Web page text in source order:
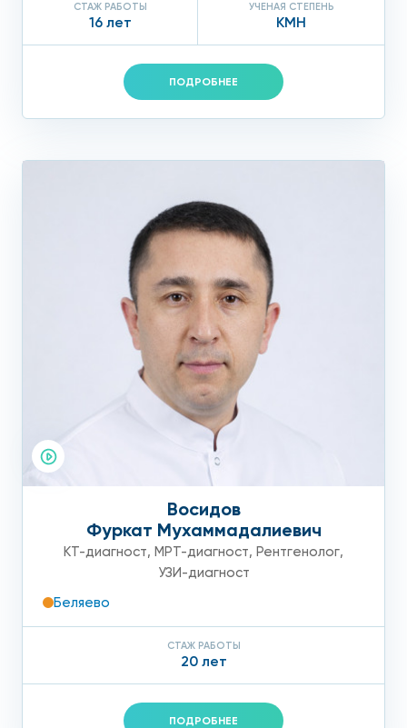
СТАЖ РАБОТЫ
16 лет
УЧЕНАЯ СТЕПЕНЬ
КМН
ПОДРОБНЕЕ
Восидов
Фуркат Мухаммадалиевич
КТ-диагност, МРТ-диагност, Рентгенолог,
УЗИ-диагност
Беляево
СТАЖ РАБОТЫ
20 лет
ПОДРОБНЕЕ